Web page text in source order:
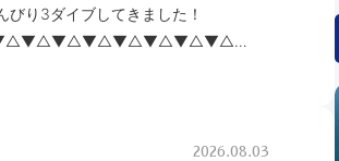
り3ダイブしてきました！
2026.08.03